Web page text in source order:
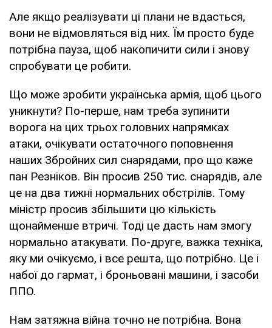
Але якщо реалізувати ці плани не вдасться,
вони не відмовляться від них. Їм просто буде
потрібна пауза, щоб накопичити сили і знову
спробувати це робити.
Що може зробити українська армія, щоб цього
уникнути? По-перше, нам треба зупинити
ворога на цих трьох головних напрямках
атаки, очікувати остаточного поповнення
наших Збройних сил снарядами, про що каже
пан Резніков. Він просив 250 тис. снарядів, але
це на два тижні нормальних обстрілів. Тому
міністр просив збільшити цю кількість
щонайменше втричі. Тоді це дасть нам змогу
нормально атакувати. По-друге, важка техніка,
яку ми очікуємо, і все решта, що потрібно. Це і
набої до гармат, і броньовані машини, і засоби
ППО.
Нам затяжна війна точно не потрібна. Вона